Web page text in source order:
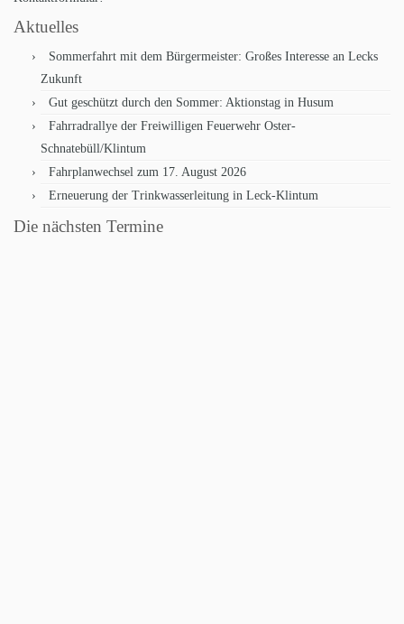
Aktuelles
Sommerfahrt mit dem Bürgermeister: Großes Interesse an Lecks
Zukunft
Gut geschützt durch den Sommer: Aktionstag in Husum
Fahrradrallye der Freiwilligen Feuerwehr Oster-
Schnatebüll/Klintum
Fahrplanwechsel zum 17. August 2026
Erneuerung der Trinkwasserleitung in Leck-Klintum
Die nächsten Termine